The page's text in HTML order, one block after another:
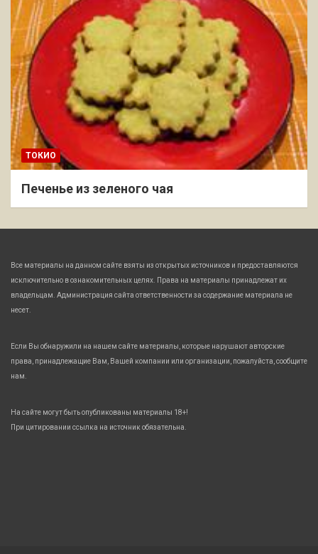
ТОКИО
Печенье из зеленого чая
Все материалы на данном сайте взяты из открытых источников и предоставляются
исключительно в ознакомительных целях. Права на материалы принадлежат их
владельцам. Администрация сайта ответственности за содержание материала не
несет.
Если Вы обнаружили на нашем сайте материалы, которые нарушают авторские
права, принадлежащие Вам, Вашей компании или организации, пожалуйста, сообщите
нам.
На сайте могут быть опубликованы материалы 18+!
При цитировании ссылка на источник обязательна.